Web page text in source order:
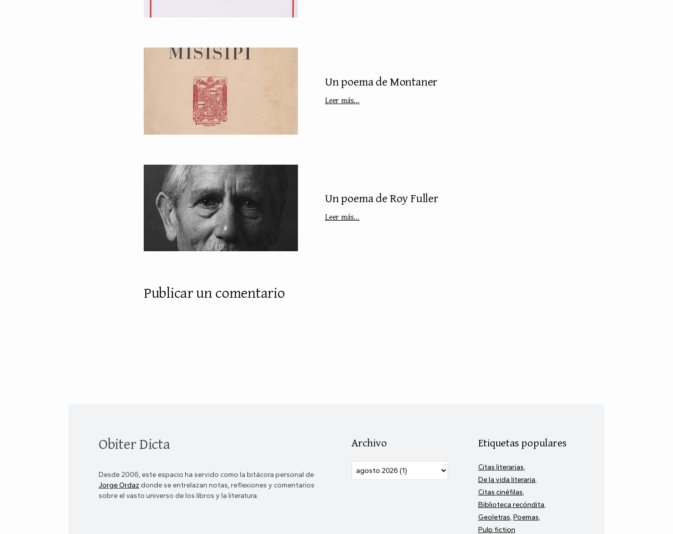
Un poema de Montaner
Leer más...
Un poema de Roy Fuller
Leer más...
Publicar un comentario
Obiter Dicta
Desde 2006, este espacio ha servido como la bitácora personal de
Jorge Ordaz donde se entrelazan notas, reflexiones y comentarios
sobre el vasto universo de los libros y la literatura.
Archivo Etiquetas populares
Citas literarias
De la vida literaria
Citas cinéfilas
Biblioteca recóndita
Geoletras Poemas
Pulp fiction